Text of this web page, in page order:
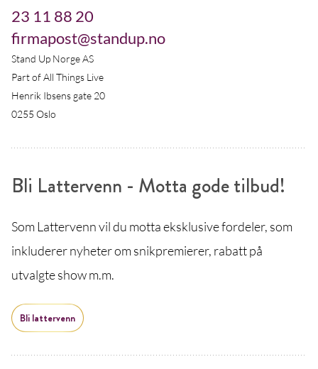
23 11 88 20
firmapost@standup.no
Stand Up Norge AS
Part of All Things Live
Henrik Ibsens gate 20
0255 Oslo
Bli Lattervenn - Motta gode tilbud!
Som Lattervenn vil du motta eksklusive fordeler, som
inkluderer nyheter om snikpremierer, rabatt på
utvalgte show m.m.
Bli lattervenn